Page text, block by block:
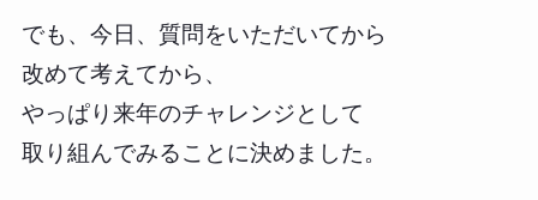
でも、今日、質問をいただいてから
改めて考えてから、
やっぱり来年のチャレンジとして
取り組んでみることに決めました。